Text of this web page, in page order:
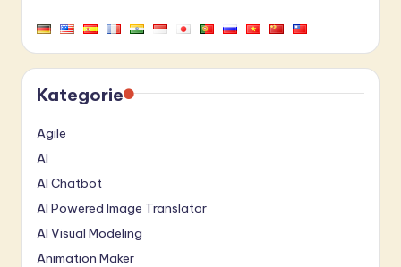
Kategorie
Agile
AI
AI Chatbot
AI Powered Image Translator
AI Visual Modeling
Animation Maker